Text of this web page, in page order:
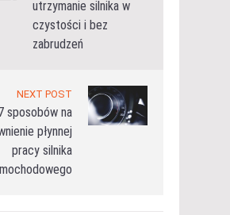
utrzymanie silnika w
czystości i bez
zabrudzeń
NEXT POST
sposobów na
płynnej
pracy silnika